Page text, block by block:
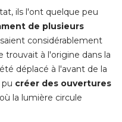
ils l'ont quelque peu
de plusieurs
considérablement
trouvait à l'origine dans la
déplacé à l'avant de la
créer des ouvertures
la lumière circule